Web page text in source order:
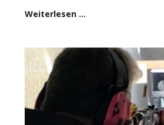
Weiterlesen …